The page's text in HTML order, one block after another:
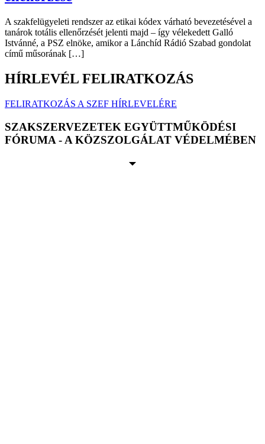
A szakfelügyeleti rendszer az etikai kódex várható bevezetésével a
tanárok totális ellenőrzését jelenti majd – így vélekedett Galló
Istvánné, a PSZ elnöke, amikor a Lánchíd Rádió Szabad gondolat
című műsorának […]
HÍRLEVÉL FELIRATKOZÁS
FELIRATKOZÁS A SZEF HÍRLEVELÉRE
SZAKSZERVEZETEK EGYÜTTMŰKÖDÉSI
FÓRUMA - A KÖZSZOLGÁLAT VÉDELMÉBEN